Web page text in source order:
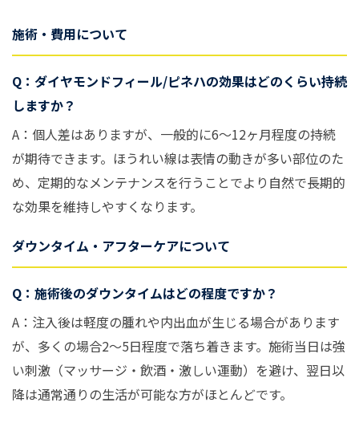
施術・費用について
Q：ダイヤモンドフィール/ピネハの効果はどのくらい持続
しますか？
A：個人差はありますが、一般的に6〜12ヶ月程度の持続
が期待できます。ほうれい線は表情の動きが多い部位のた
め、定期的なメンテナンスを行うことでより自然で長期的
な効果を維持しやすくなります。
ダウンタイム・アフターケアについて
Q：施術後のダウンタイムはどの程度ですか？
A：注入後は軽度の腫れや内出血が生じる場合があります
が、多くの場合2〜5日程度で落ち着きます。施術当日は強
い刺激（マッサージ・飲酒・激しい運動）を避け、翌日以
降は通常通りの生活が可能な方がほとんどです。